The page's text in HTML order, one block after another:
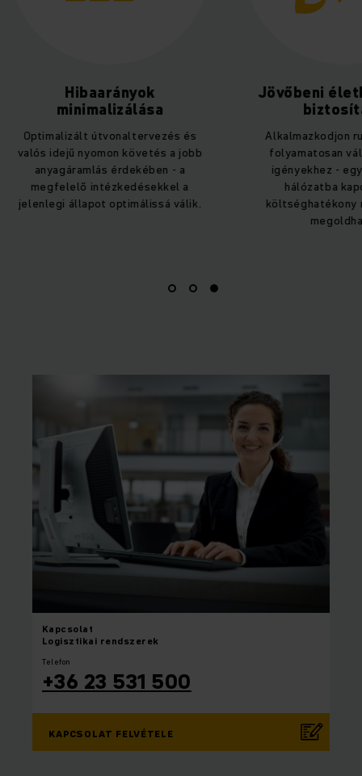
és
követés a jobb
érdekében - a
a
optimálissá válik.
Jövőbeni életképesség
Alkalmazkodjon rugalmasan a
folyamatosan változó vevői
igényekhez - egy rugalmas,
hálózatba kapcsolt és
költséghatékony raktárral ez
Kapcsolat
Logisztikai rendszerek
Telefon
+36 23 531 500
KAPCSOLAT FELVÉTELE